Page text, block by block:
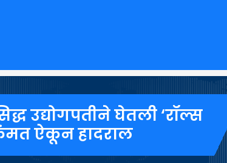
उद्योगपतीने घेतली ‘रॉल्स
ऐकून हादराल